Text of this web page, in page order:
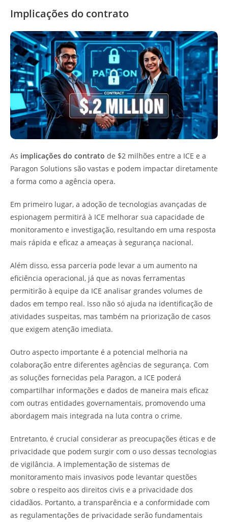
Implicações do contrato
As implicações do contrato de $2 milhões entre a ICE e a
Paragon Solutions são vastas e podem impactar diretamente
a forma como a agência opera.
Em primeiro lugar, a adoção de tecnologias avançadas de
espionagem permitirá à ICE melhorar sua capacidade de
monitoramento e investigação, resultando em uma resposta
mais rápida e eficaz a ameaças à segurança nacional.
Além disso, essa parceria pode levar a um aumento na
eficiência operacional, já que as novas ferramentas
permitirão à equipe da ICE analisar grandes volumes de
dados em tempo real. Isso não só ajuda na identificação de
atividades suspeitas, mas também na priorização de casos
que exigem atenção imediata.
Outro aspecto importante é a potencial melhoria na
colaboração entre diferentes agências de segurança. Com
as soluções fornecidas pela Paragon, a ICE poderá
compartilhar informações e dados de maneira mais eficaz
com outras entidades governamentais, promovendo uma
abordagem mais integrada na luta contra o crime.
Entretanto, é crucial considerar as preocupações éticas e de
privacidade que podem surgir com o uso dessas tecnologias
de vigilância. A implementação de sistemas de
monitoramento mais invasivos pode levantar questões
sobre o respeito aos direitos civis e a privacidade dos
cidadãos. Portanto, a transparência e a conformidade com
as regulamentações de privacidade serão fundamentais